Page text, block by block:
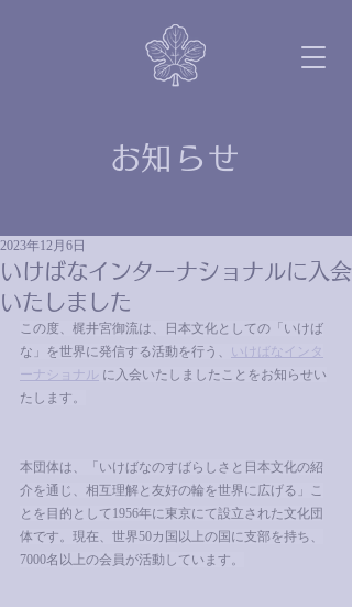
​お知らせ
いけばなインターナショナルに入会
いたしました
2023年12月6日
この度、梶井宮御流は、日本文化としての「いけば
な」を世界に発信する活動を行う、 いけばなインタ
ーナショナル に入会いたしましたことをお知らせい
たします。
本団体は、「いけばなのすばらしさと日本文化の紹
介を通じ、相互理解と友好の輪を世界に広げる」こ
とを目的として1956年に東京にて設立された文化団
体です。現在、世界50カ国以上の国に支部を持ち、
7000名以上の会員が活動しています。